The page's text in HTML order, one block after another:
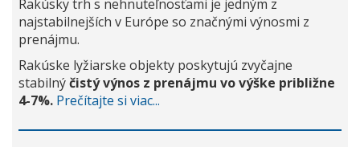
Rakúsky trh s nehnuteľnosťami je jedným z
najstabilnejších v Európe so značnými výnosmi z
prenájmu.
Rakúske lyžiarske objekty poskytujú zvyčajne
stabilnýčistý výnos z prenájmu vo výške približne
4-7%. Prečítajte si viac...